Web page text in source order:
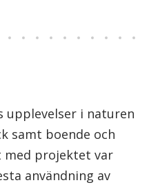
upplevelser i naturen
samt boende och
med projektet var
användning av